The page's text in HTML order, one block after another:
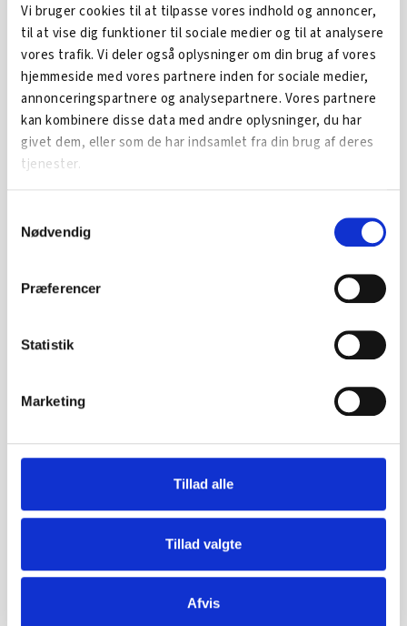
Vi bruger cookies til at tilpasse vores indhold og annoncer,
til at vise dig funktioner til sociale medier og til at analysere
vores trafik. Vi deler også oplysninger om din brug af vores
hjemmeside med vores partnere inden for sociale medier,
annonceringspartnere og analysepartnere. Vores partnere
kan kombinere disse data med andre oplysninger, du har
givet dem, eller som de har indsamlet fra din brug af deres
tjenester.
Nødvendig
Præferencer
Statistik
Marketing
Tillad alle
Tillad valgte
Afvis
Arbejdskraftalliancen tilbyder håndholdte
virksomheder en gratis og uvildig vejledning.